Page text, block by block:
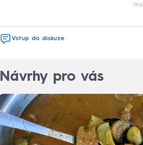
Vstup do diskuze
Návrhy pro vás